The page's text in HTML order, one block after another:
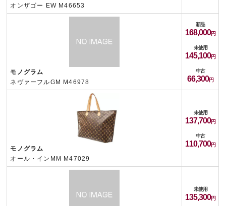
オンザゴー EW M46653
モノグラム
ネヴァーフルGM M46978
新品
168,000
未使用
145,100
中古
66,300
モノグラム
オール・インMM M47029
未使用
137,700
中古
110,700
未使用
135,300